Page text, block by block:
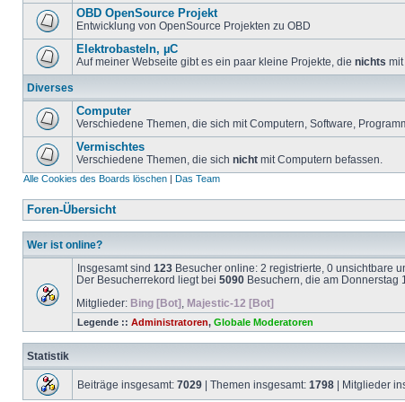
OBD OpenSource Projekt
Entwicklung von OpenSource Projekten zu OBD
Elektrobasteln, µC
Auf meiner Webseite gibt es ein paar kleine Projekte, die nichts
Diverses
Computer
Verschiedene Themen, die sich mit Computern, Software,
Vermischtes
Verschiedene Themen, die sich nicht mit Computern befassen.
Alle Cookies des Boards löschen | Das Team
Foren-Übersicht
Wer ist online?
Insgesamt sind 123 Besucher online: 2 registrierte, 0 unsichtbare
Der Besucherrekord liegt bei 5090 Besuchern, die am Donnerstag
Mitglieder: Bing [Bot] Majestic-12 [Bot]
Legende :: Administratoren, Globale Moderatoren
Statistik
Beiträge insgesamt: 7029 | Themen insgesamt: 1798 | Mitglieder